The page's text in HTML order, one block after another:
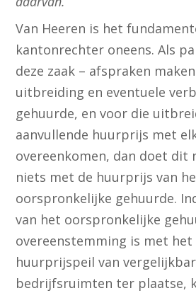
Van Heeren is het
kantonrechter oneens. Als
deze zaak – afspraken
uitbreiding en eventuele
gehuurde, en voor die
aanvullende huurprijs met
overeenkomen, dan doet dit
niets met de huurprijs van
oorspronkelijke gehuurde.
van het oorspronkelijke
overeenstemming is met het
huurprijspeil van
bedrijfsruimten ter plaatse,